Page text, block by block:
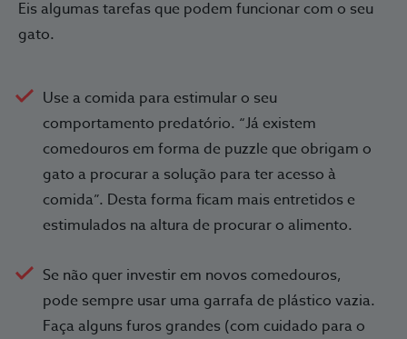
Eis algumas tarefas que podem funcionar com o seu
gato.
Use a comida para estimular o seu
comportamento predatório. “Já existem
comedouros em forma de puzzle que obrigam o
gato a procurar a solução para ter acesso à
comida”. Desta forma ficam mais entretidos e
estimulados na altura de procurar o alimento.
Se não quer investir em novos comedouros,
pode sempre usar uma garrafa de plástico vazia.
Faça alguns furos grandes (com cuidado para o